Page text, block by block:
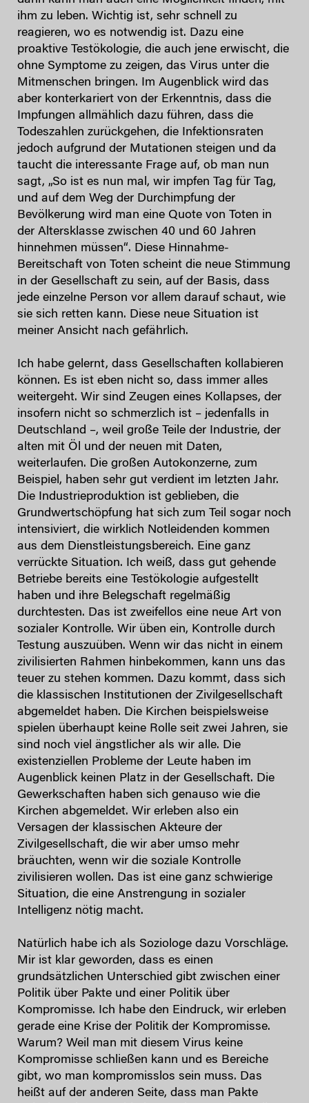
ihm zu leben. Wichtig ist, sehr schnell zu
reagieren, wo es notwendig ist. Dazu eine
proaktive Testökologie, die auch jene erwischt, die
ohne Symptome zu zeigen, das Virus unter die
Mitmenschen bringen. Im Augenblick wird das
aber konterkariert von der Erkenntnis, dass die
Impfungen allmählich dazu führen, dass die
Todeszahlen zurückgehen, die Infektionsraten
jedoch aufgrund der Mutationen steigen und da
taucht die interessante Frage auf, ob man nun
sagt, „So ist es nun mal, wir impfen Tag für Tag,
und auf dem Weg der Durchimpfung der
Bevölkerung wird man eine Quote von Toten in
der Altersklasse zwischen 40 und 60 Jahren
hinnehmen müssen“. Diese Hinnahme-
Bereitschaft von Toten scheint die neue Stimmung
in der Gesellschaft zu sein, auf der Basis, dass
jede einzelne Person vor allem darauf schaut, wie
sie sich retten kann. Diese neue Situation ist
meiner Ansicht nach gefährlich.
Ich habe gelernt, dass Gesellschaften kollabieren
können. Es ist eben nicht so, dass immer alles
weitergeht. Wir sind Zeugen eines Kollapses, der
insofern nicht so schmerzlich ist – jedenfalls in
Deutschland –, weil große Teile der Industrie, der
alten mit Öl und der neuen mit Daten,
weiterlaufen. Die großen Autokonzerne, zum
Beispiel, haben sehr gut verdient im letzten Jahr.
Die Industrieproduktion ist geblieben, die
Grundwertschöpfung hat sich zum Teil sogar noch
intensiviert, die wirklich Notleidenden kommen
aus dem Dienstleistungsbereich. Eine ganz
verrückte Situation. Ich weiß, dass gut gehende
Betriebe bereits eine Testökologie aufgestellt
haben und ihre Belegschaft regelmäßig
durchtesten. Das ist zweifellos eine neue Art von
sozialer Kontrolle. Wir üben ein, Kontrolle durch
Testung auszuüben. Wenn wir das nicht in einem
zivilisierten Rahmen hinbekommen, kann uns das
teuer zu stehen kommen. Dazu kommt, dass sich
die klassischen Institutionen der Zivilgesellschaft
abgemeldet haben. Die Kirchen beispielsweise
spielen überhaupt keine Rolle seit zwei Jahren, sie
sind noch viel ängstlicher als wir alle. Die
existenziellen Probleme der Leute haben im
Augenblick keinen Platz in der Gesellschaft. Die
Gewerkschaften haben sich genauso wie die
Kirchen abgemeldet. Wir erleben also ein
Versagen der klassischen Akteure der
Zivilgesellschaft, die wir aber umso mehr
bräuchten, wenn wir die soziale Kontrolle
zivilisieren wollen. Das ist eine ganz schwierige
Situation, die eine Anstrengung in sozialer
Intelligenz nötig macht.
Natürlich habe ich als Soziologe dazu Vorschläge.
Mir ist klar geworden, dass es einen
grundsätzlichen Unterschied gibt zwischen einer
Politik über Pakte und einer Politik über
Kompromisse. Ich habe den Eindruck, wir erleben
gerade eine Krise der Politik der Kompromisse.
Warum? Weil man mit diesem Virus keine
Kompromisse schließen kann und es Bereiche
gibt, wo man kompromisslos sein muss. Das
heißt auf der anderen Seite, dass man Pakte